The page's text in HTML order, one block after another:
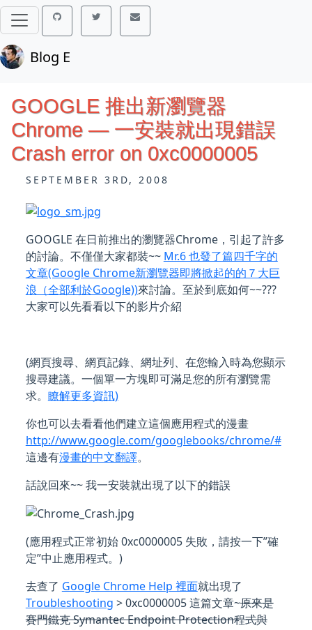
Blog E
GOOGLE 推出新瀏覽器
Chrome — 一安裝就出現錯誤
Crash error on 0xc0000005
SEPTEMBER 3RD, 2008
GOOGLE 在日前推出的瀏覽器Chrome，引起了許多
的討論。不僅僅大家都裝~~ Mr.6 也發了篇四千字的
文章(Google Chrome新瀏覽器即將掀起的的７大巨
浪（全部利於Google))來討論。至於到底如何~~???
大家可以先看看以下的影片介紹
(網頁搜尋、網頁記錄、網址列、在您輸入時為您顯示
搜尋建議。一個單一方塊即可滿足您的所有瀏覽需
求。 瞭解更多資訊)
你也可以去看看他們建立這個應用程式的漫畫
http://www.google.com/googlebooks/chrome/#
這邊有漫畫的中文翻譯。
話說回來~~ 我一安裝就出現了以下的錯誤
(應用程式正常初始 0xc0000005 失敗，請按一下”確
定”中止應用程式。)
去查了 Google Chrome Help 裡面就出現了
Troubleshooting > 0xc0000005 這篇文章~原來是
賽門鐵克 Symantec Endpoint Protection程式與